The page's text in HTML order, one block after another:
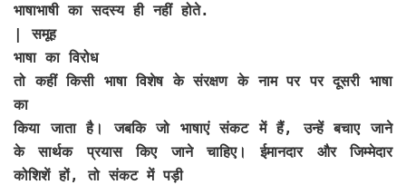
भाषाभाषी का सदस्य ही नहीं होते.
| समूह
भाषा का विरोध
तो कहीं किसी भाषा विशेष के संरक्षण के नाम पर पर दूसरी भाषा
का
किया जाता है। जबकि जो भाषाएं संकट में हैं, उन्हें बचाए जाने
के सार्थक प्रयास किए जाने चाहिए। ईमानदार और जिम्मेदार
कोशिशें हों, तो संकट में पड़ी